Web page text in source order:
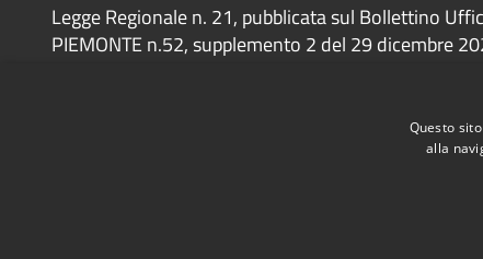
Legge Regionale n. 21, pubblicata sul Bollettino
PIEMONTE n.52, supplemento 2 del 29 dicembre
Questo
alla